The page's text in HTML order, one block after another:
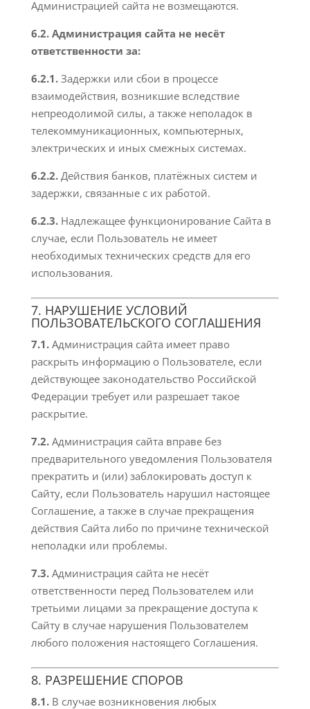
Администрацией сайта не возмещаются.
6.2. Администрация сайта не несёт
ответственности за:
6.2.1. Задержки или сбои в процессе
взаимодействия, возникшие вследствие
непреодолимой силы, а также неполадок в
телекоммуникационных, компьютерных,
электрических и иных смежных системах.
6.2.2. Действия банков, платёжных систем и
задержки, связанные с их работой.
6.2.3. Надлежащее функционирование Сайта в
случае, если Пользователь не имеет
необходимых технических средств для его
использования.
7. НАРУШЕНИЕ УСЛОВИЙ
ПОЛЬЗОВАТЕЛЬСКОГО СОГЛАШЕНИЯ
7.1. Администрация сайта имеет право
раскрыть информацию о Пользователе, если
действующее законодательство Российской
Федерации требует или разрешает такое
раскрытие.
7.2. Администрация сайта вправе без
предварительного уведомления Пользователя
прекратить и (или) заблокировать доступ к
Сайту, если Пользователь нарушил настоящее
Соглашение, а также в случае прекращения
действия Сайта либо по причине технической
неполадки или проблемы.
7.3. Администрация сайта не несёт
ответственности перед Пользователем или
третьими лицами за прекращение доступа к
Сайту в случае нарушения Пользователем
любого положения настоящего Соглашения.
8. РАЗРЕШЕНИЕ СПОРОВ
8.1. В случае возникновения любых